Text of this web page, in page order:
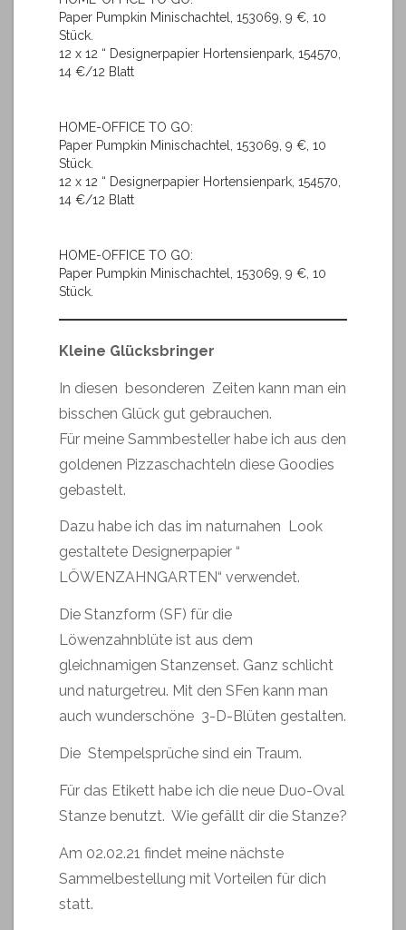
Paper Pumpkin Minischachtel, 153069, 9 €, 10
Stück.
12 x 12 “ Designerpapier Hortensienpark, 154570,
14 €/12 Blatt
HOME-OFFICE TO GO:
Paper Pumpkin Minischachtel, 153069, 9 €, 10
Stück.
12 x 12 “ Designerpapier Hortensienpark, 154570,
14 €/12 Blatt
HOME-OFFICE TO GO:
Paper Pumpkin Minischachtel, 153069, 9 €, 10
Stück.
Kleine Glücksbringer
In diesen besonderen Zeiten kann man ein
bisschen Glück gut gebrauchen.
Für meine Sammbesteller habe ich aus den
goldenen Pizzaschachteln diese Goodies
gebastelt.
Dazu habe ich das im naturnahen Look
gestaltete Designerpapier “
LÖWENZAHNGARTEN“ verwendet.
Die Stanzform (SF) für die
Löwenzahnblüte ist aus dem
gleichnamigen Stanzenset. Ganz schlicht
und naturgetreu. Mit den SFen kann man
auch wunderschöne 3-D-Blüten gestalten.
Die Stempelsprüche sind ein Traum.
Für das Etikett habe ich die neue Duo-Oval
Stanze benutzt. Wie gefällt dir die Stanze?
Am 02.02.21 findet meine nächste
Sammelbestellung mit Vorteilen für dich
statt.